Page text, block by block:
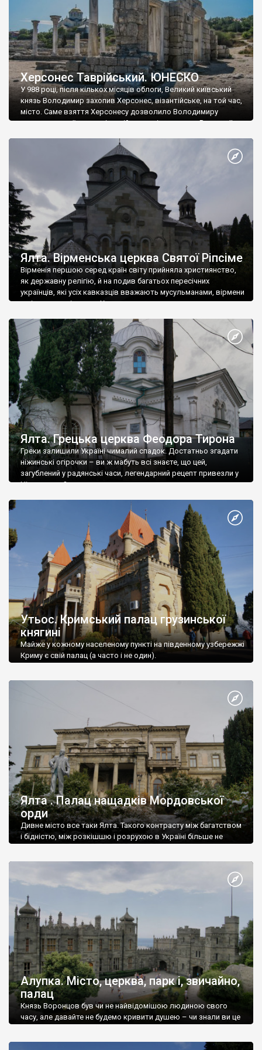
Херсонес Таврійський. ЮНЕСКО
У 988 році, після кількох місяців облоги, Великий київський
князь Володимир захопив Херсонес, візантійське, на той час,
місто. Саме взяття Херсонесу дозволило Володимиру
диктувати свої умови візантійському імператору Василю ІІ, та
Херсонесі Володимир-язичник, став Василем-християнином.
А потім було Хрещення Русі. На честь Херсонесу Таврійського
Ялта. Вірменська церква Святої Ріпсіме
Вірменія першою серед країн світу прийняла християнство,
як державну релігію, й на подив багатьох пересічних
українців, які усіх кавказців вважають мусульманами, вірмени
є відданими вірянами Христа
Ялта. Грецька церква Феодора Тирона
Греки залишили Україні чималий спадок. Достатньо згадати
ніжинські огірочки – ви ж мабуть всі знаєте, що цей,
загублений у радянські часи, легендарний рецепт привезли у
Ніжин греки?
Утьос. Кримський палац грузинської
княгині
Майже у кожному населеному пункті на південному узбережжі
Криму є свій палац (а часто і не один).
Ялта . Палац нащадків Мордовської
орди
Дивне місто все таки Ялта. Такого контрасту між багатством
і бідністю, між розкішшю і розрухою в Україні більше не
Алупка. Місто, церква, парк і, звичайно,
палац
Князь Воронцов був чи не найвідомішою людиною свого
часу, але давайте не будемо кривити душею – чи знали ви це